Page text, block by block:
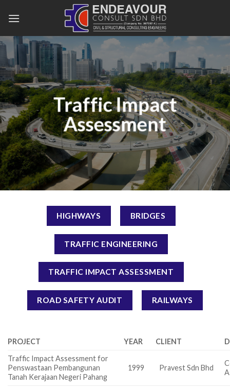
Traffic Impact
Assessment
HIGHWAYS BRIDGES
TRAFFIC ENGINEERING
TRAFFIC IMPACT ASSESSMENT
ROAD SAFETY AUDIT RAILWAYS
PROJECT YEAR CLIENT
Traffic Impact Assessment for
Penswastaan Pembangunan
Tanah Kerajaan Negeri Pahang
1999 Pravest Sdn Bhd